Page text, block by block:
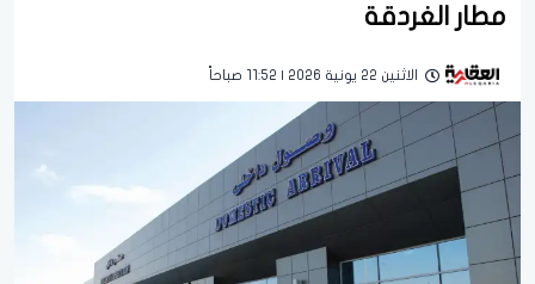
مطار الغردقة
الاثنين 22 يونية 2026 | 11:52 صباحاً